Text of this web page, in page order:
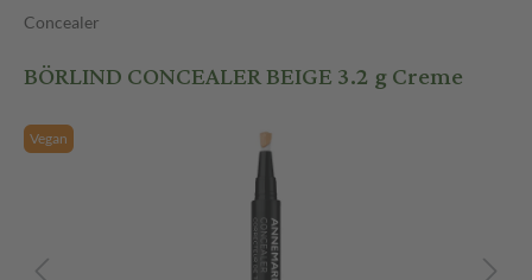
Concealer
BÖRLIND CONCEALER BEIGE 3.2 g Creme
Vegan